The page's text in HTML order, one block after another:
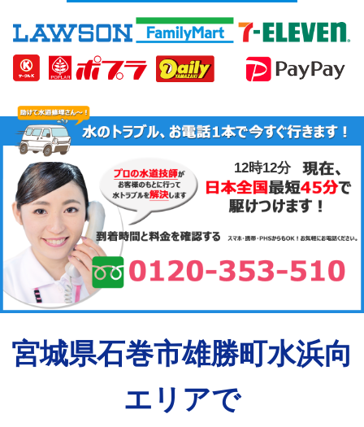
12時12分
宮城県石巻市雄勝町水浜向
エリアで